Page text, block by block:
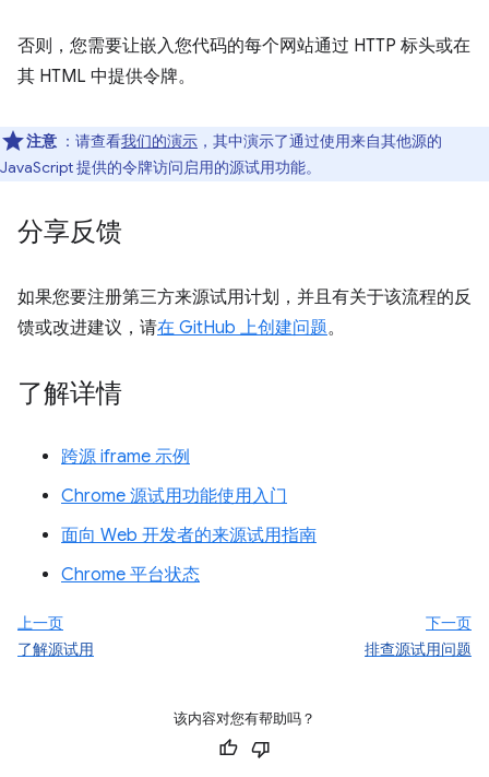
否则，您需要让嵌入您代码的每个网站通过 HTTP 标头或在
其 HTML 中提供令牌。
注意 ：请查看我们的演示 ，其中演示了通过使用来自其他源的
JavaScript 提供的令牌访问启用的源试用功能。
分享反馈
如果您要注册第三方来源试用计划，并且有关于该流程的反
馈或改进建议，请在 GitHub 上创建问题。
了解详情
跨源 iframe 示例
Chrome 源试用功能使用入门
面向 Web 开发者的来源试用指南
Chrome 平台状态
上一页
了解源试用
下一页
排查源试用问题
该内容对您有帮助吗？